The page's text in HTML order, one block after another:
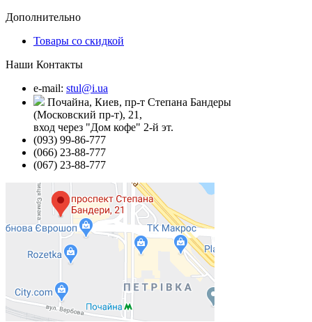
Дополнительно
Товары со скидкой
Наши Контакты
e-mail: stul@i.ua
Почайна, Киев, пр-т Степана Бандеры
(Московский пр-т), 21,
вход через "Дом кофе" 2-й эт.
(093) 99-86-777
(066) 23-88-777
(067) 23-88-777